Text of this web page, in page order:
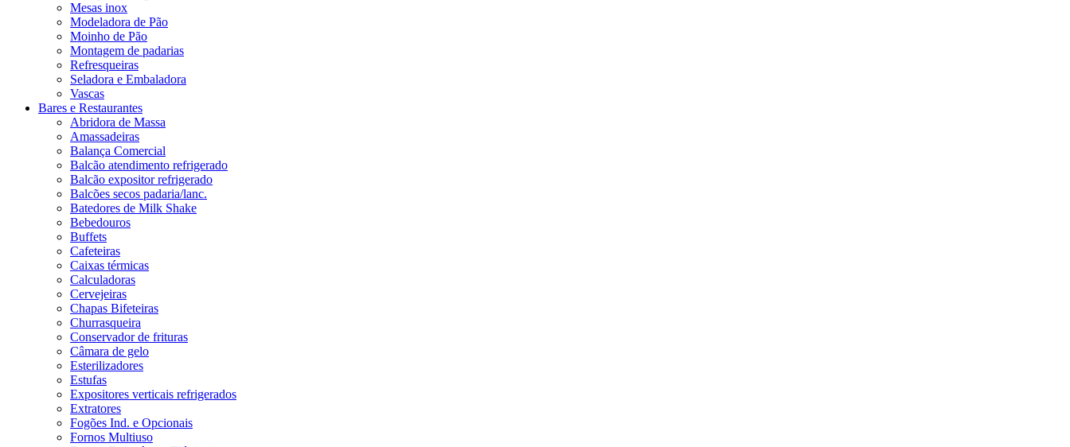
Mesas inox
Modeladora de Pão
Moinho de Pão
Montagem de padarias
Refresqueiras
Seladora e Embaladora
Vascas
Bares e Restaurantes
Abridora de Massa
Amassadeiras
Balança Comercial
Balcão atendimento refrigerado
Balcão expositor refrigerado
Balcões secos padaria/lanc.
Batedores de Milk Shake
Bebedouros
Buffets
Cafeteiras
Caixas térmicas
Calculadoras
Cervejeiras
Chapas Bifeteiras
Churrasqueira
Conservador de frituras
Câmara de gelo
Esterilizadores
Estufas
Expositores verticais refrigerados
Extratores
Fogões Ind. e Opcionais
Fornos Multiuso